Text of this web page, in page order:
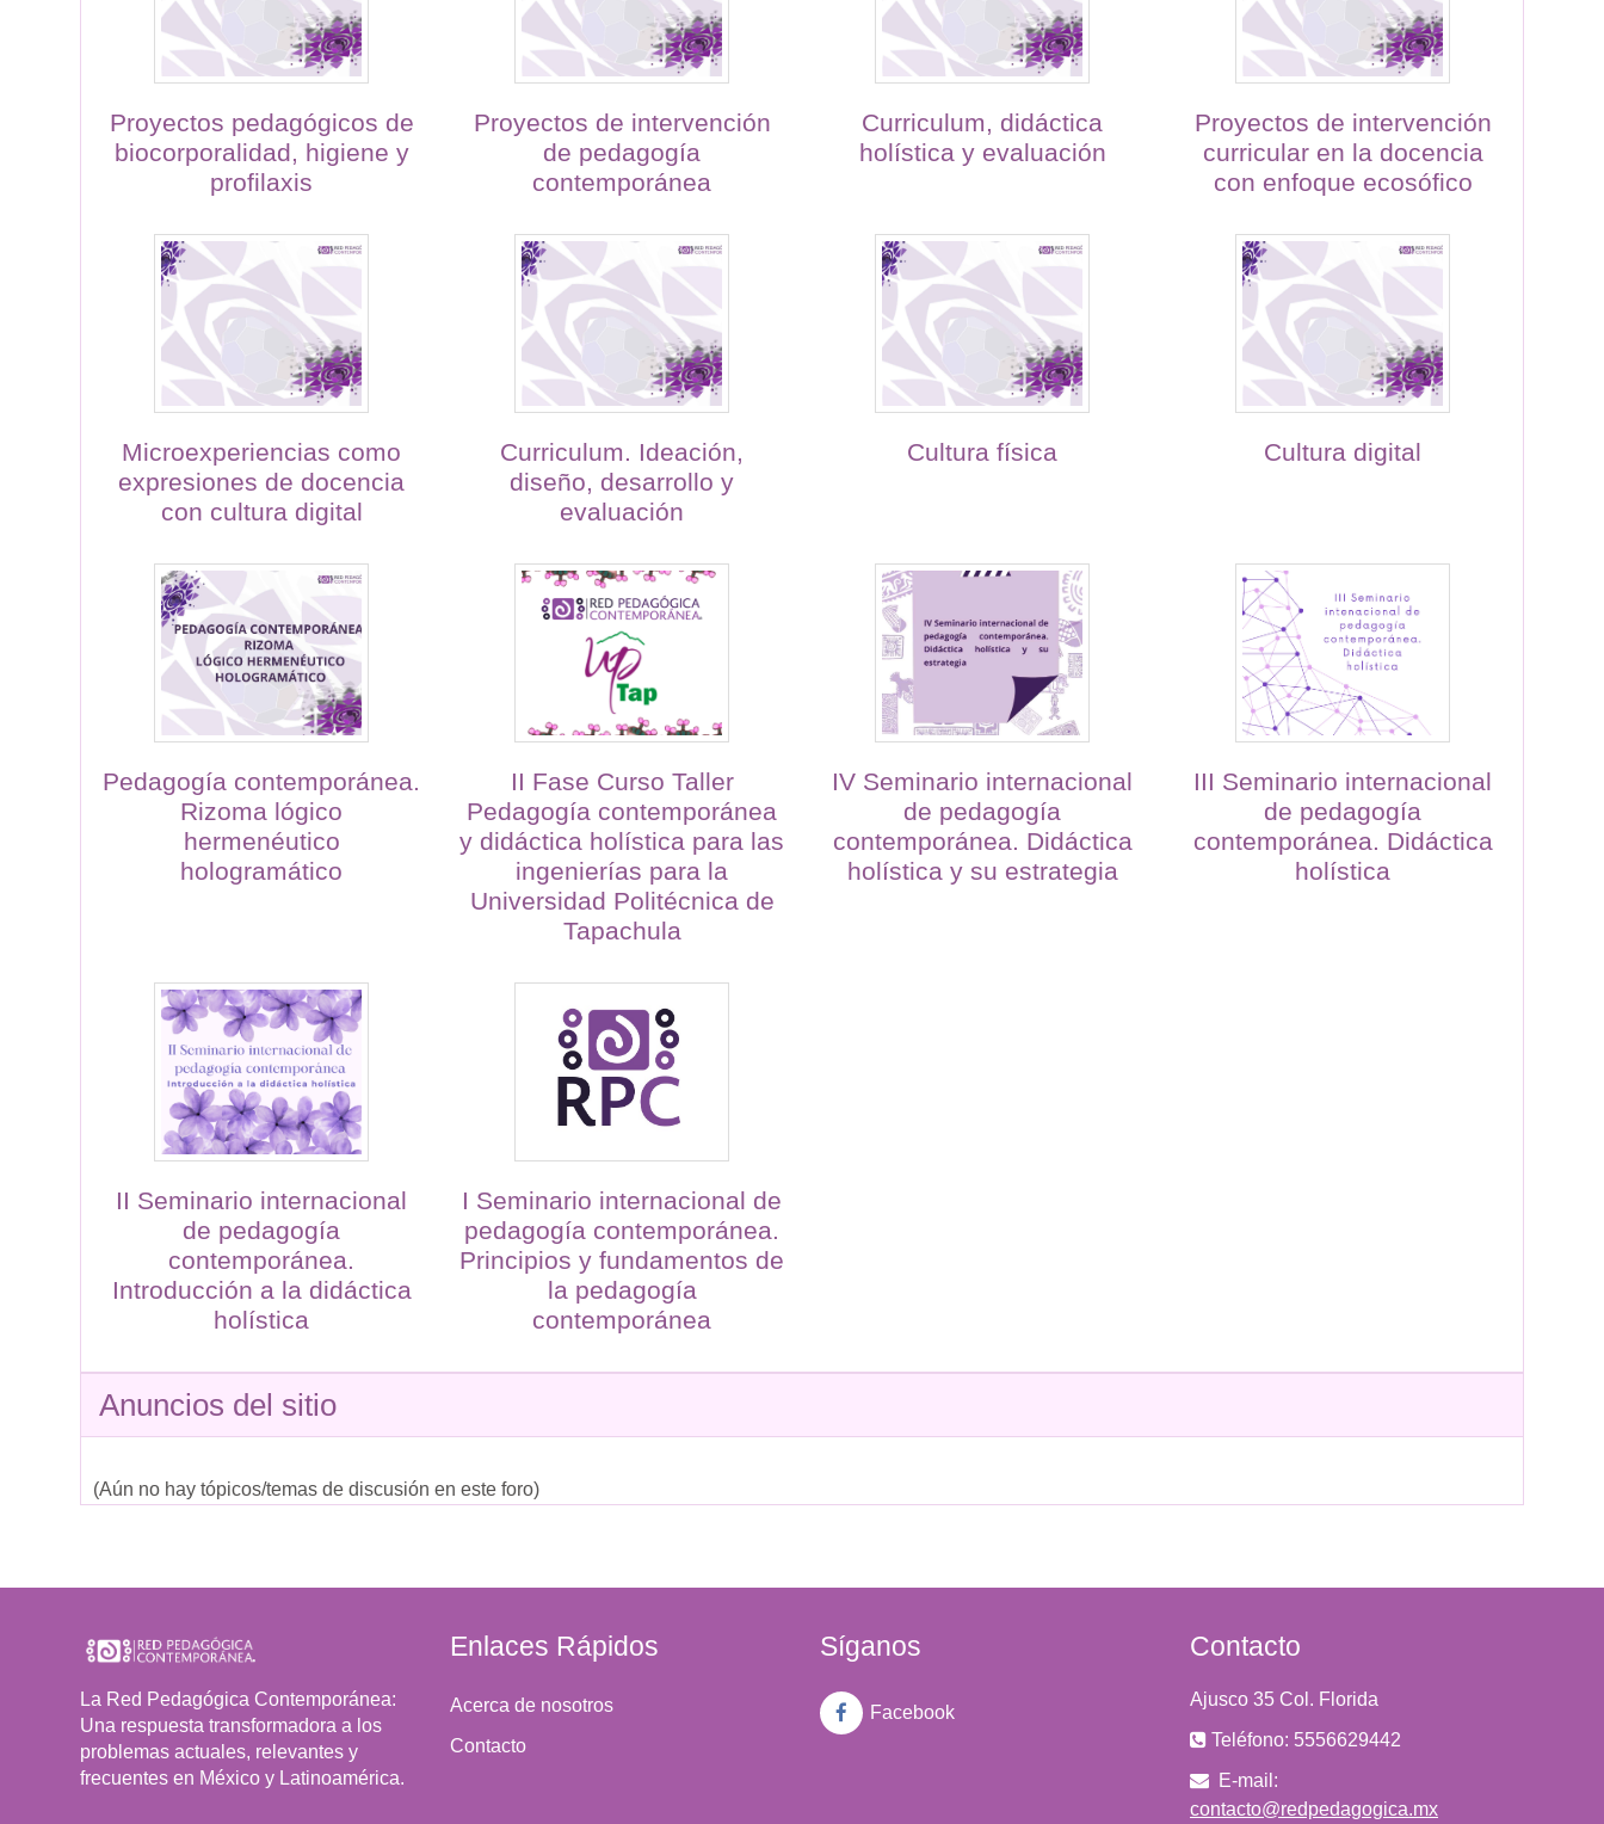
Proyectos pedagógicos de
biocorporalidad, higiene y
profilaxis
Proyectos de intervención
de pedagogía
contemporánea
Curriculum, didáctica
holística y evaluación
Proyectos de intervención
curricular en la docencia
con enfoque ecosófico
Microexperiencias como
expresiones de docencia
con cultura digital
Curriculum. Ideación,
diseño, desarrollo y
evaluación
Cultura física Cultura digital
Pedagogía contemporánea.
Rizoma lógico
hermenéutico
hologramático
II Fase Curso Taller
Pedagogía contemporánea
y didáctica holística para las
ingenierías para la
Universidad Politécnica de
Tapachula
IV Seminario internacional
de pedagogía
contemporánea. Didáctica
holística y su estrategia
III Seminario internacional
de pedagogía
contemporánea. Didáctica
holística
II Seminario internacional
de pedagogía
contemporánea.
Introducción a la didáctica
holística
I Seminario internacional de
pedagogía contemporánea.
Principios y fundamentos de
la pedagogía
contemporánea
Anuncios del sitio
(Aún no hay tópicos/temas de discusión en este foro)
La Red Pedagógica Contemporánea:
Una respuesta transformadora a los
problemas actuales, relevantes y
frecuentes en México y Latinoamérica.
Enlaces Rápidos
Acerca de nosotros
Contacto
Síganos
Facebook
Contacto
Ajusco 35 Col. Florida
Teléfono: 5556629442
E-mail:
contacto@redpedagogica.mx